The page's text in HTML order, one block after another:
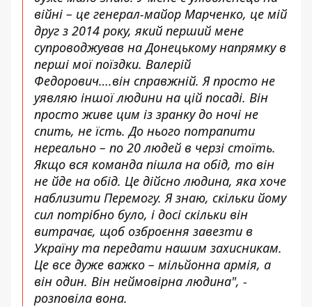
війні – це генерал-майор Марченко, це мій
друг з 2014 року, який перший мене
супроводжував на Донецькому напрямку в
перші мої поїздки. Валерій
Федорович….він справжній. Я просто не
уявляю іншої людини на цій посаді. Він
просто живе цим із зранку до ночі не
спить, не їсть. До нього потрапити
нереально – по 20 людей в черзі стоїть.
Якщо вся команда пішла на обід, то він
не йде на обід. Це дійсно людина, яка хоче
наблизити Перемогу. Я знаю, скільки йому
сил потрібно було, і досі скільки він
витрачає, щоб озброєння завезти в
Україну та передати нашим захисникам.
Це все дуже важко – мільйонна армія, а
він один. Він неймовірна людина", -
розповіла вона.